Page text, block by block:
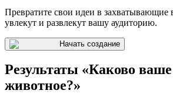
Превратите свои идеи в захватывающие
увлекут и развлекут вашу аудиторию.
Начать создание
Результаты «Каково ваше
животное?»